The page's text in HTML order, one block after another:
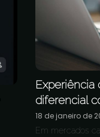
diferencial
18 de janeiro de
Em mercados